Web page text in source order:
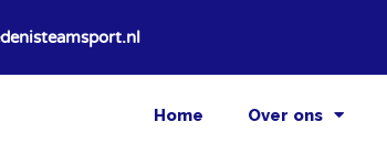
Home Over ons